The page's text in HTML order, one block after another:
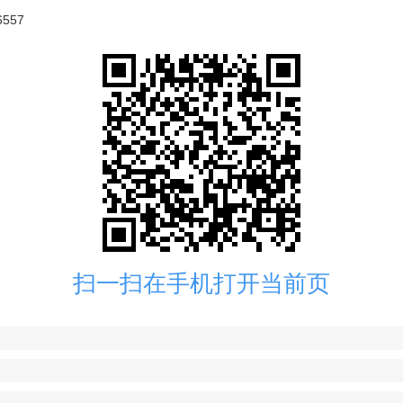
扫一扫在手机打开当前页